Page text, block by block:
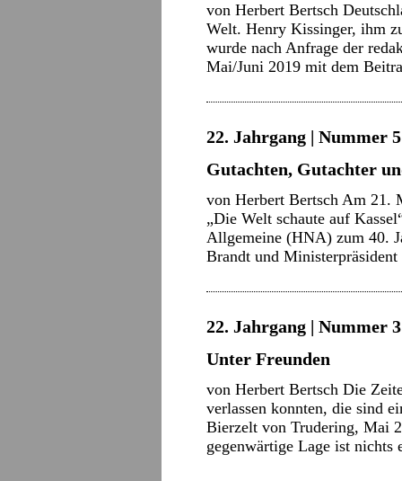
von Herbert Bertsch
Welt. Henry Kissinger, ihm
wurde nach Anfrage der
Mai/Juni 2019 mit dem
22. Jahrgang | Nummer
Gutachten, Gutachter
von Herbert Bertsch Am 21.
„Die Welt schaute auf
Allgemeine (HNA) zum 40.
Brandt und
22. Jahrgang | Nummer
Unter Freunden
von Herbert Bertsch Die
verlassen konnten, die sind
Bierzelt von Trudering, Mai
gegenwärtige Lage ist